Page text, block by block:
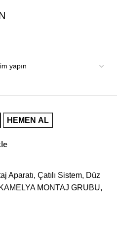
HEMEN AL
Aparatı, Çatılı Sistem, Düz
KAMELYA MONTAJ GRUBU,